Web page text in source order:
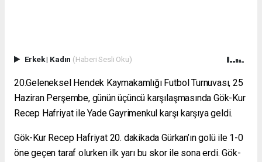
Erkek| Kadın (Haberi Sesli Oku)
20.Geleneksel Hendek Kaymakamlığı Futbol Turnuvası, 25
Haziran Perşembe, günün üçüncü karşılaşmasında Gök-Kur
Recep Hafriyat ile Yade Gayrimenkul karşı karşıya geldi.
Gök-Kur Recep Hafriyat 20. dakikada Gürkan’ın golü ile 1-0
öne geçen taraf olurken ilk yarı bu skor ile sona erdi. Gök-